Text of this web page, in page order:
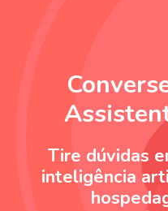
Tire dúvidas
inteligência